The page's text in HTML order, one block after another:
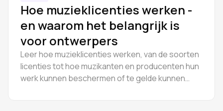
Hoe muzieklicenties werken -
en waarom het belangrijk is
voor ontwerpers
Leer hoe muzieklicenties werken, van de soorten
licenties tot hoe muzikanten en producenten hun
werk kunnen beschermen of te gelde kunnen